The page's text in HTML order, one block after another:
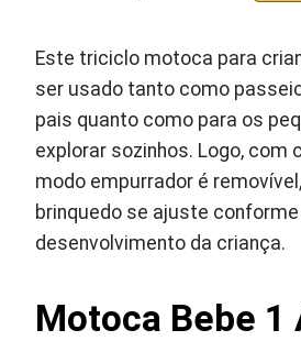
Este triciclo motoca para
ser usado tanto como
pais quanto como para os
explorar sozinhos. Logo, com
modo empurrador é
brinquedo se ajuste
desenvolvimento da criança.
Motoca Bebe 1